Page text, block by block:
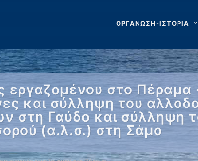
ΟΡΓΑΝΩΣΗ-ΙΣΤΟΡΙΑ
εργαζομένου στο
και σύλληψη του
στη Γαύδο και σύλληψη
(α.λ.σ.) στη Σάμο